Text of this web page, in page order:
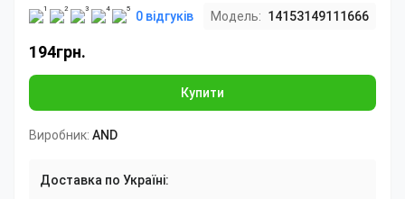
0 відгуків Модель: 14153149111666
194грн.
Купити
Виробник: AND
Доставка по Україні: